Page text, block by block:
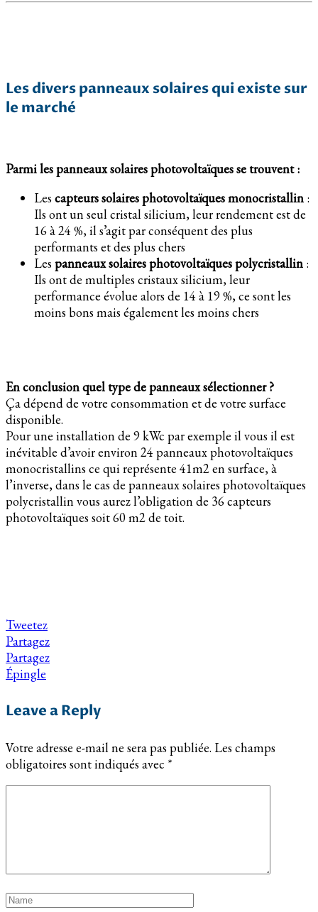
Les divers panneaux solaires qui existe sur
le marché
Parmi les panneaux solaires photovoltaïques se trouvent :
Les capteurs solaires photovoltaïques monocristallin :
Ils ont un seul cristal silicium, leur rendement est de
16 à 24 %, il s’agit par conséquent des plus
performants et des plus chers
Les panneaux solaires photovoltaïques polycristallin :
Ils ont de multiples cristaux silicium, leur
performance évolue alors de 14 à 19 %, ce sont les
moins bons mais également les moins chers
En conclusion quel type de panneaux sélectionner ?
Ça dépend de votre consommation et de votre surface
disponible.
Pour une installation de 9 kWc par exemple il vous il est
inévitable d’avoir environ 24 panneaux photovoltaïques
monocristallins ce qui représente 41m2 en surface, à
l’inverse, dans le cas de panneaux solaires photovoltaïques
polycristallin vous aurez l’obligation de 36 capteurs
photovoltaïques soit 60 m2 de toit.
Tweetez
Partagez
Partagez
Épingle
Leave a Reply
Votre adresse e-mail ne sera pas publiée. Les champs
obligatoires sont indiqués avec *